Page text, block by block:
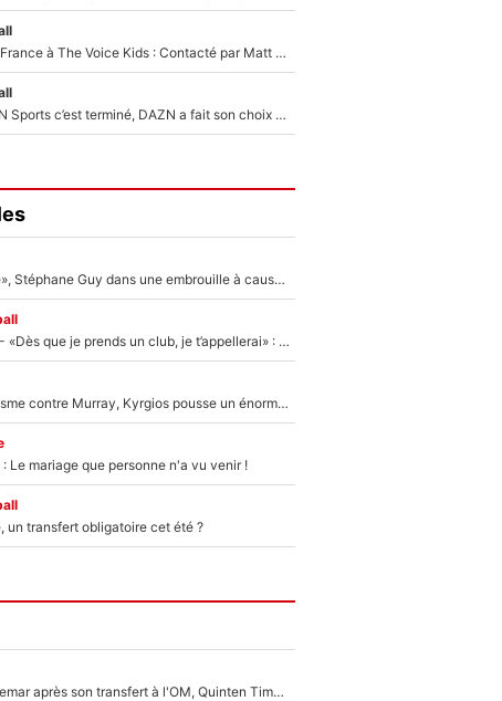
De l'équipe de France à The Voice Kids : Contacté par Matt Pokora, Kylian Mbappé a accepté de jouer un rôle inédit sur TF1 !
La Liga sur beIN Sports c’est terminé, DAZN a fait son choix pour Benjamin Da Silva et Omar Da Fonseca !
«Détester à vie», Stéphane Guy dans une embrouille à cause du PSG !
Mercato - OM - «Dès que je prends un club, je t’appellerai» : La promesse de Marcelino au moment de claquer la porte
Victime de racisme contre Murray, Kyrgios pousse un énorme coup de gueule !
: Le mariage que personne n'a vu venir !
un transfert obligatoire cet été ?
En plein cauchemar après son transfert à l'OM, Quinten Timber raconte ses doutes après sa signature à Marseille